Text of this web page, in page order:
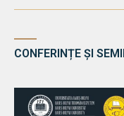
CONFERINȚE ȘI